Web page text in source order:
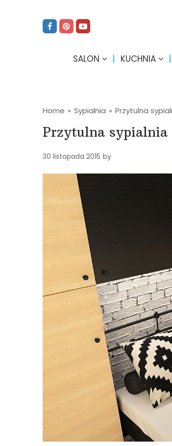
SALON KUCHNIA
Home » Sypialnia » Przytulna
Przytulna sypialnia
30 listopada 2015 by